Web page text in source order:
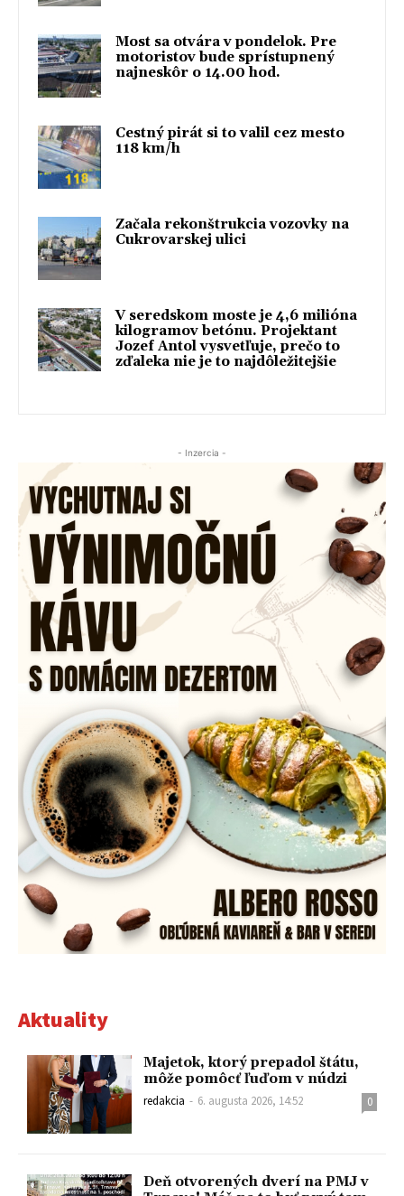
Most sa otvára v pondelok. Pre
motoristov bude sprístupnený
najneskôr o 14.00 hod.
Cestný pirát si to valil cez mesto
118 km/h
Začala rekonštrukcia vozovky na
Cukrovarskej ulici
V seredskom moste je 4,6 milióna
kilogramov betónu. Projektant
Jozef Antol vysvetľuje, prečo to
zďaleka nie je to najdôležitejšie
- Inzercia -
Aktuality
Majetok, ktorý prepadol štátu,
môže pomôcť ľuďom v núdzi
redakcia - 6. augusta 2026, 14:52 0
Deň otvorených dverí na PMJ v